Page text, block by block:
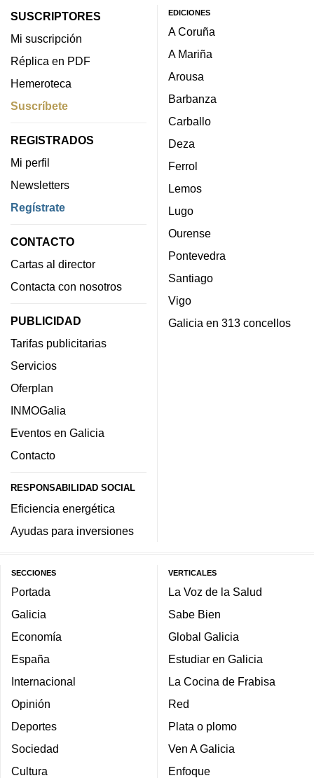
SUSCRIPTORES
Mi suscripción
Réplica en PDF
Hemeroteca
Suscríbete
REGISTRADOS
Mi perfil
Newsletters
Regístrate
CONTACTO
Cartas al director
Contacta con nosotros
PUBLICIDAD
Tarifas publicitarias
Servicios
Oferplan
INMOGalia
Eventos en Galicia
Contacto
RESPONSABILIDAD SOCIAL
Eficiencia energética
Ayudas para inversiones
EDICIONES
A Coruña
A Mariña
Arousa
Barbanza
Carballo
Deza
Ferrol
Lemos
Lugo
Ourense
Pontevedra
Santiago
Vigo
Galicia en 313 concellos
SECCIONES
Portada
Galicia
Economía
España
Internacional
Opinión
Deportes
Sociedad
Cultura
VERTICALES
La Voz de la Salud
Sabe Bien
Global Galicia
Estudiar en Galicia
La Cocina de Frabisa
Red
Plata o plomo
Ven A Galicia
Enfoque